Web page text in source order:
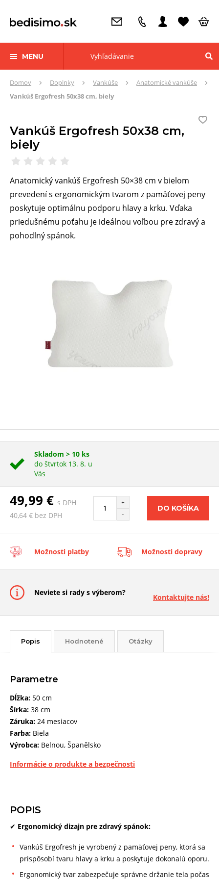
MENU
Domov Doplnky Vankúše
Anatomické vankúše
Vankúš Ergofresh 50x38 cm, biely
Vankúš Ergofresh 50x38 cm,
biely
Anatomický vankúš Ergofresh 50×38 cm v bielom
prevedení s ergonomickým tvarom z pamäťovej peny
poskytuje optimálnu podporu hlavy a krku. Vďaka
priedušnému poťahu je ideálnou voľbou pre zdravý a
pohodlný spánok.
Skladom > 10 ks
do štvrtok 13. 8. u
Vás
49,99 € s DPH
40,64 € bez DPH
+
-
DO KOŠÍKA
Možnosti platby Možnosti dopravy
Neviete si rady s výberom?
Kontaktujte nás!
Popis Hodnotené Otázky
POPIS
✔ Ergonomický dizajn pre zdravý spánok:
Vankúš Ergofresh je vyrobený z pamäťovej peny, ktorá sa
prispôsobí tvaru hlavy a krku a poskytuje dokonalú oporu.
Ergonomický tvar zabezpečuje správne držanie tela počas
Parametre
Dĺžka: 50 cm
Šírka: 38 cm
Záruka: 24 mesiacov
Farba: Biela
Výrobca: Belnou, Španělsko
Informácie o produkte a bezpečnosti